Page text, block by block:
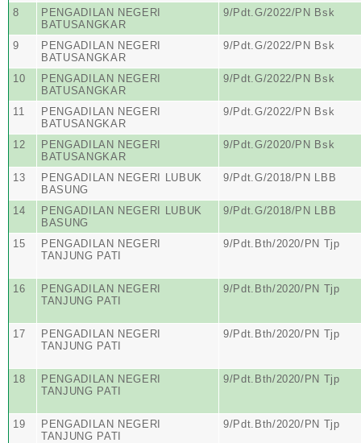
8
PENGADILAN NEGERI
BATUSANGKAR
9/Pdt.G/2022/PN Bsk
9
PENGADILAN NEGERI
BATUSANGKAR
9/Pdt.G/2022/PN Bsk
10
PENGADILAN NEGERI
BATUSANGKAR
9/Pdt.G/2022/PN Bsk
11
PENGADILAN NEGERI
BATUSANGKAR
9/Pdt.G/2022/PN Bsk
12
PENGADILAN NEGERI
BATUSANGKAR
9/Pdt.G/2020/PN Bsk
13
PENGADILAN NEGERI LUBUK
BASUNG
9/Pdt.G/2018/PN LBB
14
PENGADILAN NEGERI LUBUK
BASUNG
9/Pdt.G/2018/PN LBB
15
PENGADILAN NEGERI
TANJUNG PATI
9/Pdt.Bth/2020/PN Tjp
16
PENGADILAN NEGERI
TANJUNG PATI
9/Pdt.Bth/2020/PN Tjp
17
PENGADILAN NEGERI
TANJUNG PATI
9/Pdt.Bth/2020/PN Tjp
18
PENGADILAN NEGERI
TANJUNG PATI
9/Pdt.Bth/2020/PN Tjp
19
PENGADILAN NEGERI
TANJUNG PATI
9/Pdt.Bth/2020/PN Tjp